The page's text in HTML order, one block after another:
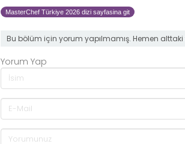
MasterChef Türkiye 2026 dizi sayfasina git
Bu bölüm için yorum yapılmamış. Hemen
Yorum Yap